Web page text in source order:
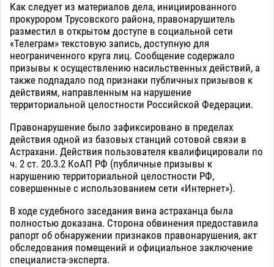
Как следует из материалов дела, инициированного
прокурором Трусовского района, правонарушитель
разместил в открытом доступе в социальной сети
«Телеграм» текстовую запись, доступную для
неограниченного круга лиц. Сообщение содержало
призывы к осуществлению насильственных действий, а
также подпадало под признаки публичных призывов к
действиям, направленным на нарушение
территориальной целостности Российской Федерации.
Правонарушение было зафиксировано в пределах
действия одной из базовых станций сотовой связи в
Астрахани. Действия пользователя квалифицировали по
ч. 2 ст. 20.3.2 КоАП РФ (публичные призывы к
нарушению территориальной целостности РФ,
совершенные с использованием сети «Интернет»).
В ходе судебного заседания вина астраханца была
полностью доказана. Сторона обвинения предоставила
рапорт об обнаружении признаков правонарушения, акт
обследования помещений и официальное заключение
специалиста-эксперта.